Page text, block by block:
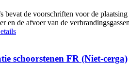
bevat de voorschriften voor de
en de afvoer van de
schoorstenen FR (Niet-cerga)